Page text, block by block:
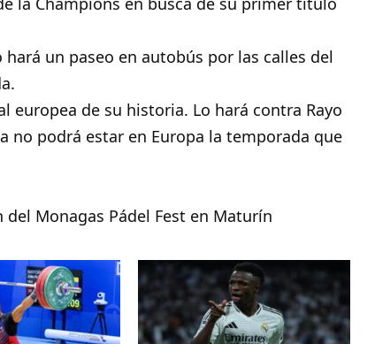
un paseo en autobús por las calles del
europea de su historia. Lo hará contra Rayo
no podrá estar en Europa la temporada que
Monagas Pádel Fest en Maturín